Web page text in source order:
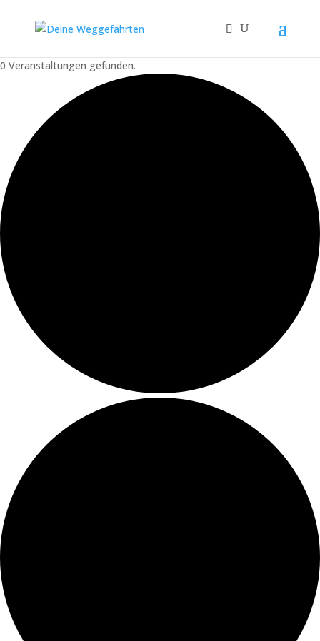
0 Veranstaltungen gefunden.